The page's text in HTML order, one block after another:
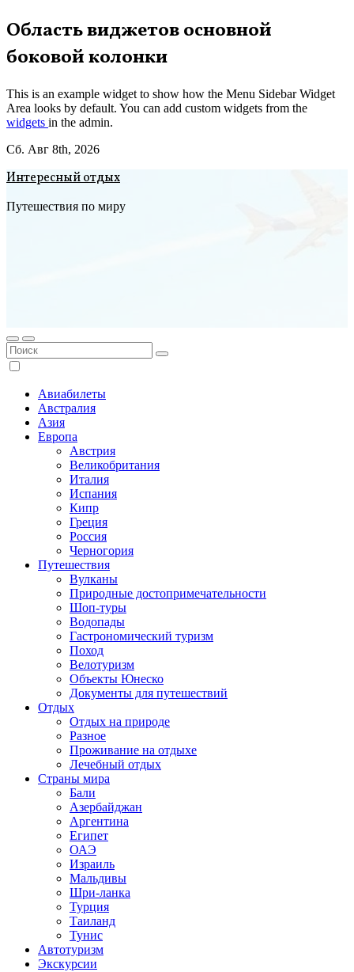
Перейти
к
содержимому
Область виджетов основной
боковой колонки
This is an example widget to show how the Menu Sidebar Widget
Area looks by default. You can add custom widgets from the
widgets in the admin.
Сб. Авг 8th, 2026
Интересный отдых
Путешествия по миру
Авиабилеты
Австралия
Азия
Европа
Австрия
Великобритания
Италия
Испания
Кипр
Греция
Россия
Черногория
Путешествия
Вулканы
Природные достопримечательности
Шоп-туры
Водопады
Гастрономический туризм
Поход
Велотуризм
Объекты Юнеско
Документы для путешествий
Отдых
Отдых на природе
Разное
Проживание на отдыхе
Лечебный отдых
Страны мира
Бали
Азербайджан
Аргентина
Египет
ОАЭ
Израиль
Мальдивы
Шри-ланка
Турция
Таиланд
Тунис
Автотуризм
Экскурсии